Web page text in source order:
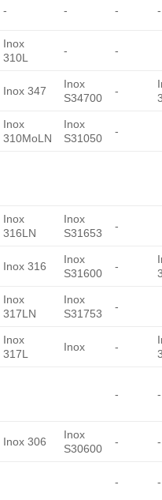
- - - -
Inox
310L
- -
Inox 347
Inox
S34700
-
Inox
310MoLN
Inox
S31050
-
Inox
316LN
Inox
S31653
-
Inox 316
Inox
S31600
-
Inox
317LN
Inox
S31753
-
Inox
317L
Inox -
- -
Inox 306
Inox
S30600
- -
- -